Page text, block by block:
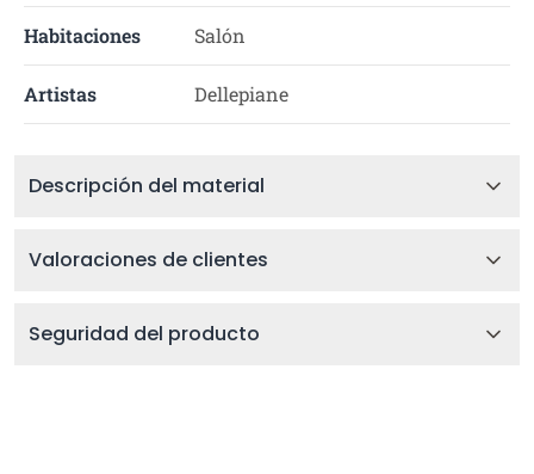
Habitaciones Salón
Artistas Dellepiane
Descripción del material
Valoraciones de clientes
Seguridad del producto